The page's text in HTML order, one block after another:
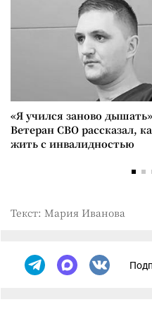
«Я учился заново
Ветеран СВО рассказал,
жить с инвалидностью
Текст: Мария Иванова